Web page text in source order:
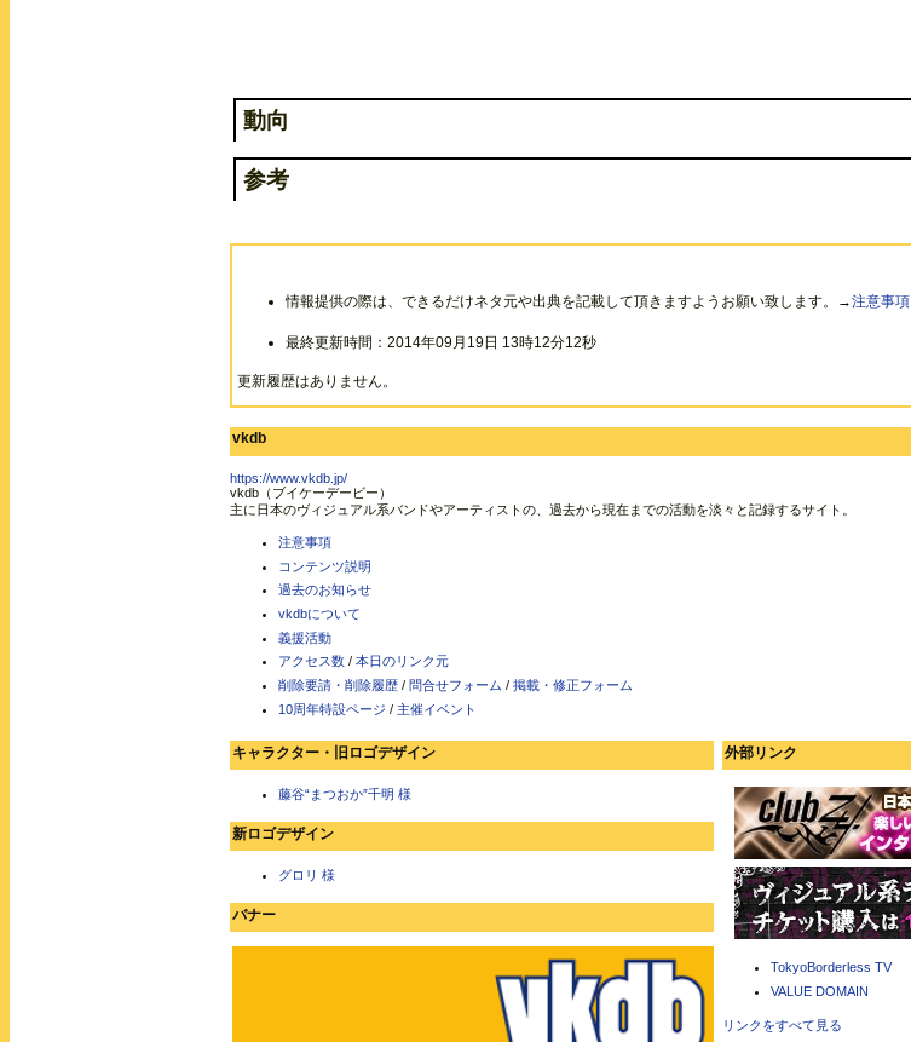
動向
参考
情報提供の際は、できるだけネタ元や出典を記載して頂きますようお願い致します。→注意事項
最終更新時間：2014年09月19日 13時12分12秒
更新履歴はありません。
vkdb
https://www.vkdb.jp/
vkdb（ブイケーデービー）
主に日本のヴィジュアル系バンドやアーティストの、過去から現在までの活動を淡々と記録するサイト。
注意事項
コンテンツ説明
過去のお知らせ
vkdbについて
義援活動
アクセス数 / 本日のリンク元
削除要請・削除履歴 / 問合せフォーム / 掲載・修正フォーム
10周年特設ページ / 主催イベント
キャラクター・旧ロゴデザイン
藤谷“まつおか”千明 様
新ロゴデザイン
グロリ 様
バナー
外部リンク
TokyoBorderless TV
VALUE DOMAIN
リンクをすべて見る